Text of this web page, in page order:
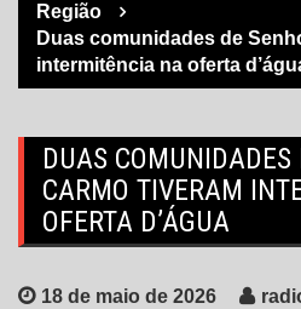
Região
Duas comunidades de
intermitência na oferta
DUAS COMUNIDADES
CARMO TIVERAM
OFERTA D’ÁGUA
18 de maio de 2026